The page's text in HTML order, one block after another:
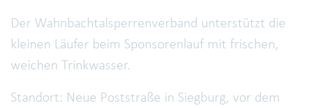
Der Wahnbachtalsperrenverband unterstützt die
kleinen Läufer beim Sponsorenlauf mit frischen,
weichen Trinkwasser.
Standort: Neue Poststraße in Siegburg, vor dem